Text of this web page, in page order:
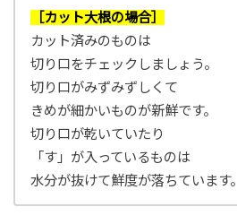
［カット大根の場合］
カット済みのものは
切り口をチェックしましょう。
切り口がみずみずしくて
きめが細かいものが新鮮です。
切り口が乾いていたり
「す」が入っているものは
水分が抜けて鮮度が落ちています。